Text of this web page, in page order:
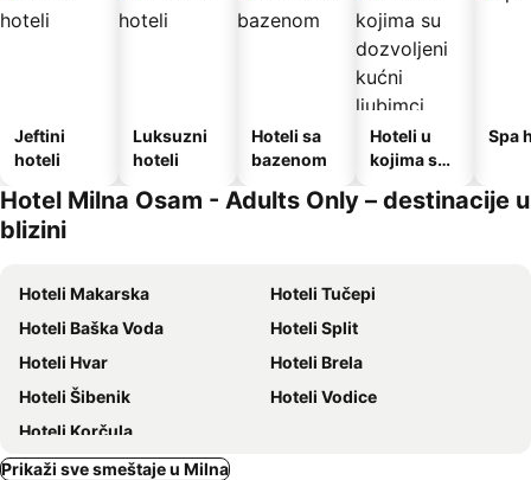
Jeftini
hoteli
Luksuzni
hoteli
Hoteli sa
bazenom
Hoteli u
kojima su
kućni
Spa
Hotel Milna Osam - Adults Only – destinacije u
blizini
Hoteli Makarska
Hoteli Tučepi
Hoteli Baška Voda
Hoteli Split
Hoteli Hvar
Hoteli Brela
Hoteli Šibenik
Hoteli Vodice
Hoteli Korčula
Prikaži sve smeštaje u Milna